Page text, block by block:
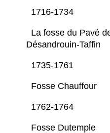
1716-1734
La fosse du Pavé
Désandrouin-Taffin
1735-1761
Fosse Chauffour
1762-1764
Fosse Dutemple